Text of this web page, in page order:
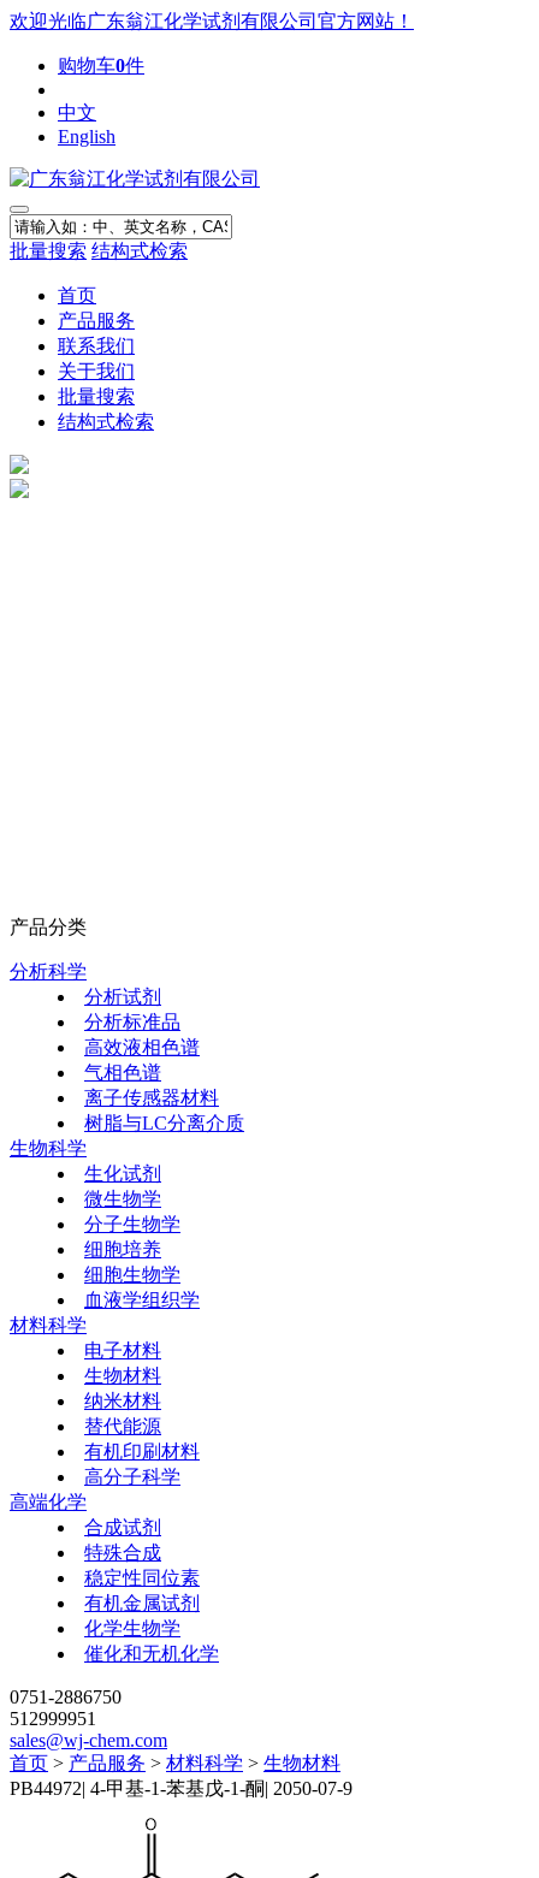
欢迎光临广东翁江化学试剂有限公司官方网站！
购物车0件
中文
English
批量搜索 结构式检索
首页
产品服务
联系我们
关于我们
批量搜索
结构式检索
产品分类
分析科学
分析试剂
分析标准品
高效液相色谱
气相色谱
离子传感器材料
树脂与LC分离介质
生物科学
生化试剂
微生物学
分子生物学
细胞培养
细胞生物学
血液学组织学
材料科学
电子材料
生物材料
纳米材料
替代能源
有机印刷材料
高分子科学
高端化学
合成试剂
特殊合成
稳定性同位素
有机金属试剂
化学生物学
催化和无机化学
0751-2886750
512999951
sales@wj-chem.com
首页 > 产品服务 > 材料科学 > 生物材料
PB44972| 4-甲基-1-苯基戊-1-酮| 2050-07-9